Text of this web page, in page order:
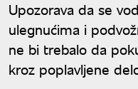
Upozorava da se
ulegnućima i
ne bi trebalo da
kroz poplavljene